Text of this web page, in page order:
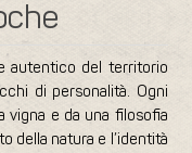
autentico del territorio
di personalità. Ogni
vigna e da una filosofia
della natura e l’identità